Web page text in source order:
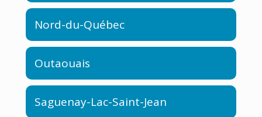
Nord-du-Québec
Outaouais
Saguenay-Lac-Saint-Jean